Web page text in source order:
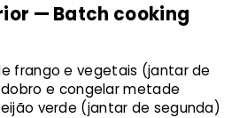
— Batch cooking
frango e vegetais (jantar de
e congelar metade
verde (jantar de segunda)